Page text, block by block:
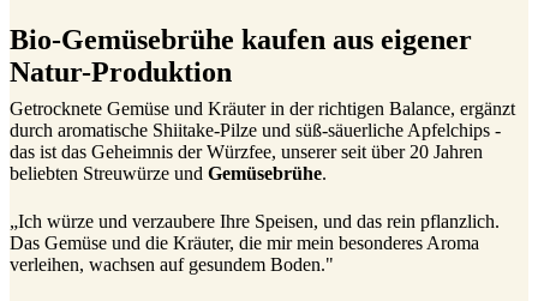
Bio-Gemüsebrühe kaufen aus eigener
Natur-Produktion
Getrocknete Gemüse und Kräuter in der richtigen Balance, ergänzt
durch aromatische Shiitake-Pilze und süß-säuerliche Apfelchips -
das ist das Geheimnis der Würzfee, unserer seit über 20 Jahren
beliebten Streuwürze und Gemüsebrühe.
„Ich würze und verzaubere Ihre Speisen, und das rein pflanzlich.
Das Gemüse und die Kräuter, die mir mein besonderes Aroma
verleihen, wachsen auf gesundem Boden."